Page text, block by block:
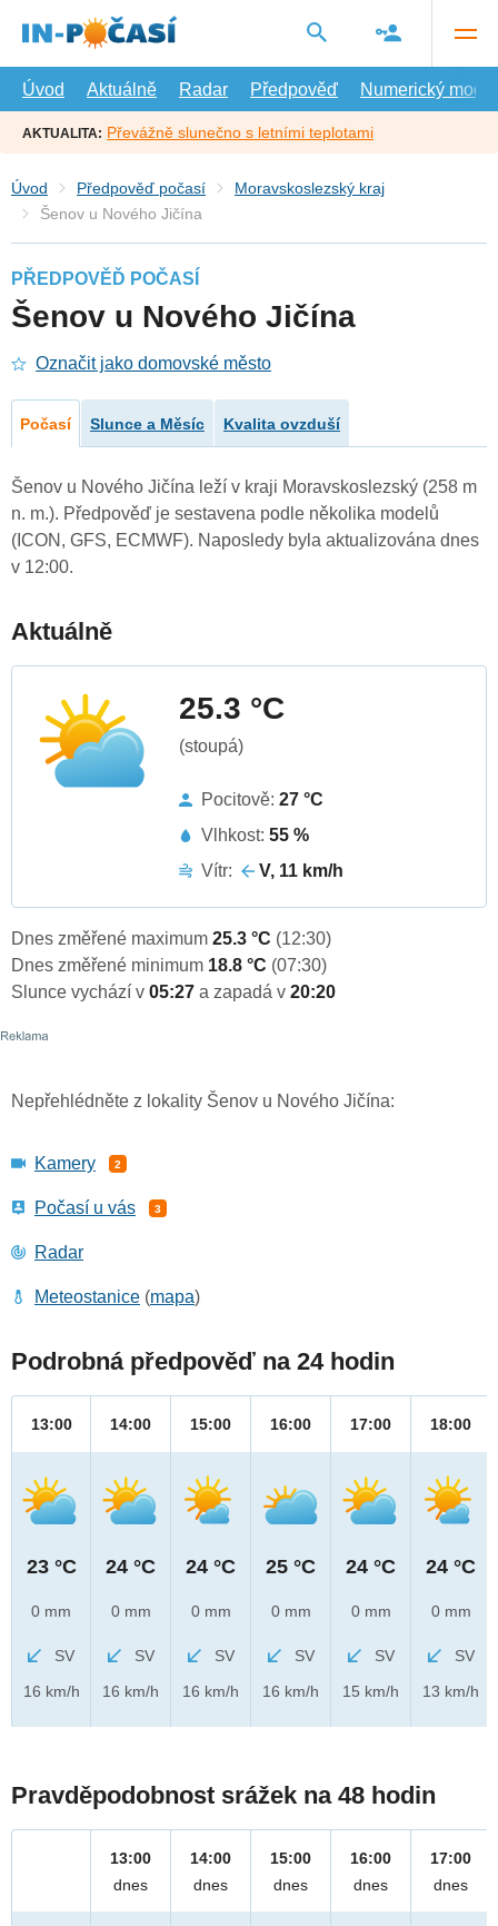
hlavní
Úvod
Aktuálně Radar Předpověď Numerický model
AKTUALITA: Převážně slunečno s letními teplotami
Úvod Předpověď počasí
Moravskoslezský kraj
Šenov u Nového Jičína
PŘEDPOVĚĎ POČASÍ
Šenov u Nového Jičína
Označit jako domovské město
Počasí Slunce a Měsíc Kvalita ovzduší
Šenov u Nového Jičína leží v kraji Moravskoslezský (258 m
n. m.). Předpověď je sestavena podle několika modelů
(ICON, GFS, ECMWF). Naposledy byla aktualizována dnes
v 12:00.
Aktuálně
25.3 °C
(stoupá)
Pocitově: 27 °C
Vlhkost: 55 %
Vítr:
V, 11 km/h
Dnes změřené maximum 25.3 °C (12:30)
Dnes změřené minimum 18.8 °C (07:30)
Slunce vychází v 05:27 a zapadá v 20:20
Nepřehlédněte z lokality Šenov u Nového Jičína:
Kamery 2
Počasí u vás 3
Radar
Meteostanice (mapa)
Podrobná předpověď na 24 hodin
13:00
23 °C
0 mm
SV
16 km/h
14:00
24 °C
0 mm
SV
16 km/h
15:00
24 °C
0 mm
SV
16 km/h
16:00
25 °C
0 mm
SV
16 km/h
17:00
24 °C
0 mm
SV
15 km/h
18:00
24 °C
0 mm
SV
13 km/h
Pravděpodobnost srážek na 48 hodin
13:00
dnes
14:00
dnes
15:00
dnes
16:00
dnes
17:00
dnes